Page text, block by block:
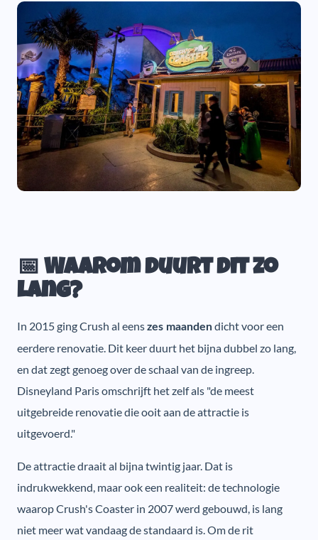
📅 Waarom duurt dit zo
lang?
In 2015 ging Crush al eenszes maandendicht voor een
eerdere renovatie. Dit keer duurt het bijna dubbel zo lang,
en dat zegt genoeg over de schaal van de ingreep.
Disneyland Paris omschrijft het zelf als "de meest
uitgebreide renovatie die ooit aan de attractie is
uitgevoerd."
De attractie draait al bijna twintig jaar. Dat is
indrukwekkend, maar ook een realiteit: de technologie
waarop Crush's Coaster in 2007 werd gebouwd, is lang
niet meer wat vandaag de standaard is. Om de rit